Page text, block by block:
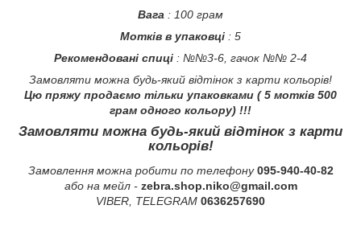
Вага : 100 грам
Мотків в упаковці : 5
Рекомендовані спиці : №№3-6, гачок №№ 2-4
Замовляти можна будь-який відтінок з карти кольорів!
Цю пряжу продаємо тільки упаковками ( 5 мотків 500
грам одного кольору) !!!
Замовляти можна будь-який відтінок з карти
кольорів!
Замовлення можна робити по телефону095-940-40-82
або на мейл - zebra.shop.niko@gmail.com
VIBER, TELEGRAM 0636257690